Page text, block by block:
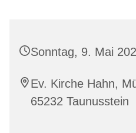
Sonntag, 9. Mai
Ev. Kirche Hahn,
65232 Taunusstein